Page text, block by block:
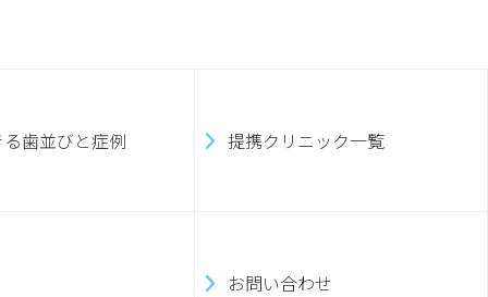
歯並びと症例 提携クリニック一覧
お問い合わせ